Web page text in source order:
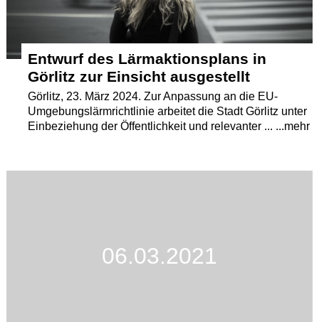
Entwurf des Lärmaktionsplans in
Görlitz zur Einsicht ausgestellt
Görlitz, 23. März 2024. Zur Anpassung an die EU-
Umgebungslärmrichtlinie arbeitet die Stadt Görlitz unter
Einbeziehung der Öffentlichkeit und relevanter ... ...mehr
06.03.2021